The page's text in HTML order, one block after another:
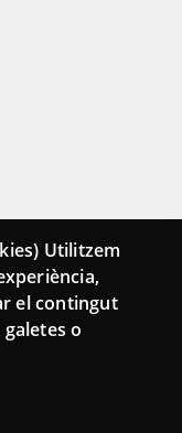
Utilitzem
el contingut
o